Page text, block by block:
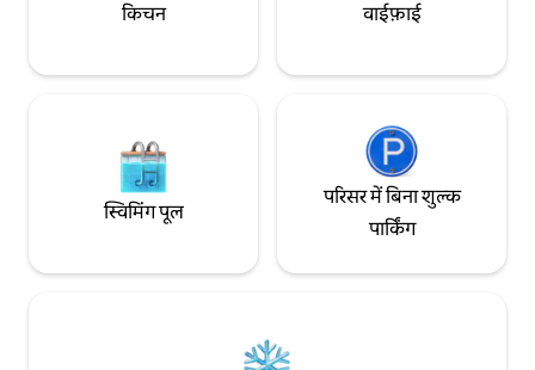
किचन वाईफ़ाई
स्विमिंग पूल
परिसर में बिना शुल्क
पार्किंग